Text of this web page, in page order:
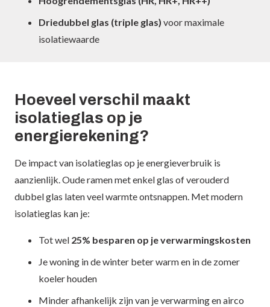
Driedubbel glas (triple glas) voor maximale
isolatiewaarde
Hoeveel verschil maakt
isolatieglas op je
energierekening?
De impact van isolatieglas op je energieverbruik is
aanzienlijk. Oude ramen met enkel glas of verouderd
dubbel glas laten veel warmte ontsnappen. Met modern
isolatieglas kan je:
Tot wel 25% besparen op je verwarmingskosten
Je woning in de winter beter warm en in de zomer
koeler houden
Minder afhankelijk zijn van je verwarming en airco